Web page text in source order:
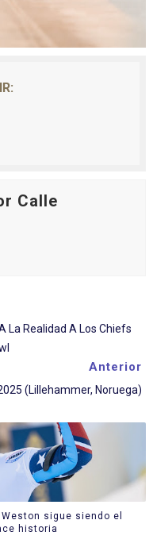
Calle
La Realidad A Los Chiefs
Anterior
(Lillehammer, Noruega)
sigue siendo el
historia